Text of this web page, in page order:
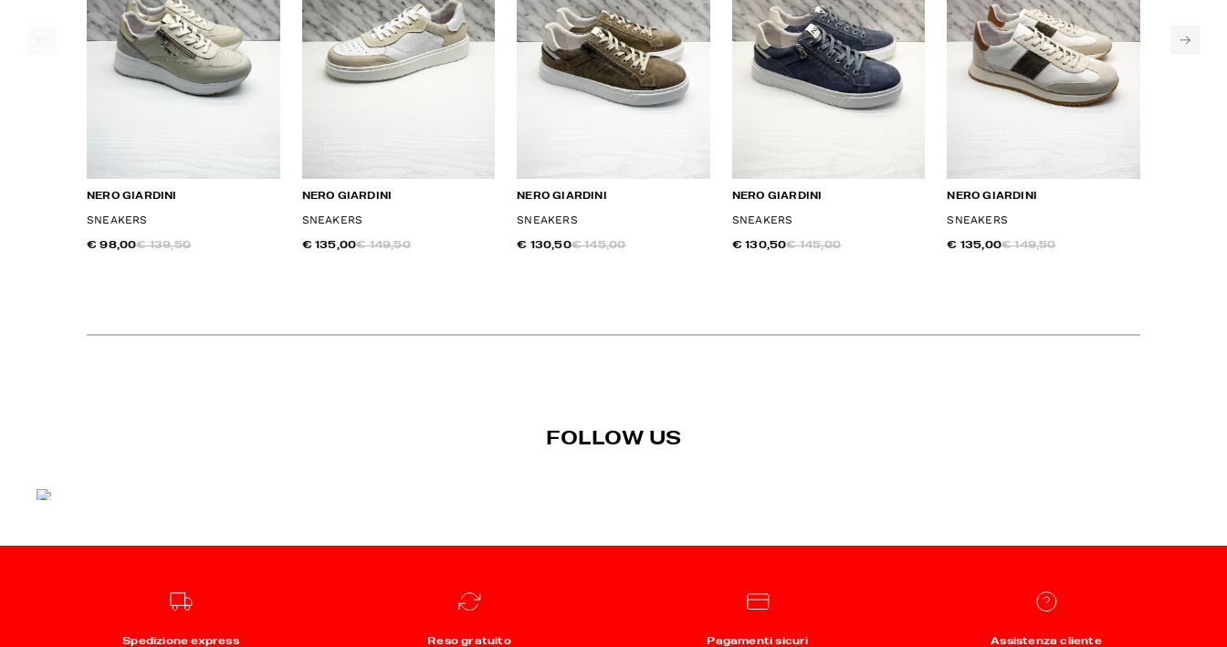
NERO GIARDINI
SNEAKERS
€ 98,00€ 139,50
NERO GIARDINI
SNEAKERS
€ 135,00€ 149,50
NERO GIARDINI
SNEAKERS
€ 130,50€ 145,00
NERO GIARDINI
SNEAKERS
€ 130,50€ 145,00
NERO GIARDINI
SNEAKERS
€ 135,00€ 149,50
FOLLOW US
Spedizione express Reso gratuito Pagamenti sicuri Assistenza cliente